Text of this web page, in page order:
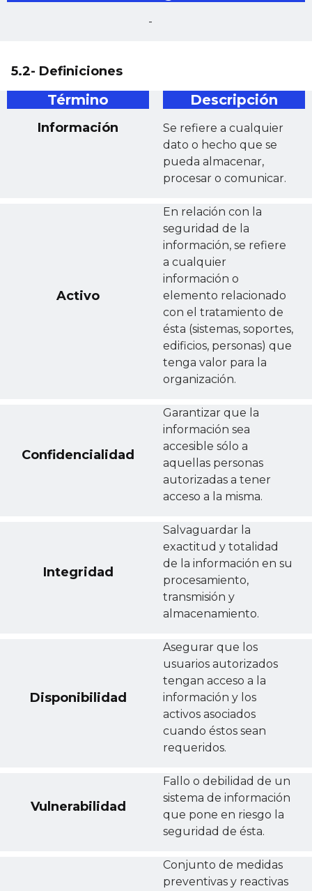
-
5.2- Definiciones
Término
Información
Descripción
Se refiere a cualquier
dato o hecho que se
pueda almacenar,
procesar o comunicar.
Activo
En relación con la
seguridad de la
información, se refiere
a cualquier
información o
elemento relacionado
con el tratamiento de
ésta (sistemas, soportes,
edificios, personas) que
tenga valor para la
organización.
Confidencialidad
Garantizar que la
información sea
accesible sólo a
aquellas personas
autorizadas a tener
acceso a la misma.
Integridad
Salvaguardar la
exactitud y totalidad
de la información en su
procesamiento,
transmisión y
almacenamiento.
Disponibilidad
Asegurar que los
usuarios autorizados
tengan acceso a la
información y los
activos asociados
cuando éstos sean
requeridos.
Vulnerabilidad
Fallo o debilidad de un
sistema de información
que pone en riesgo la
seguridad de ésta.
Conjunto de medidas
preventivas y reactivas